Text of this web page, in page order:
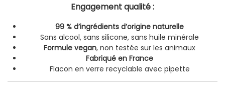
Engagement qualité:
99 % d’ingrédients d’origine naturelle
Sans alcool, sans silicone, sans huile minérale
Formule vegan, non testée sur les animaux
Fabriqué en France
Flacon en verre recyclable avec pipette